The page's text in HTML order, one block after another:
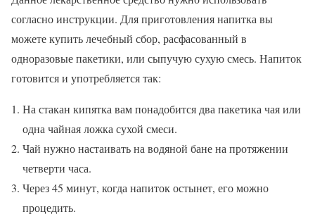
согласно инструкции. Для приготовления напитка вы
можете купить лечебный сбор, расфасованный в
одноразовые пакетики, или сыпучую сухую смесь. Напиток
готовится и употребляется так:
На стакан кипятка вам понадобится два пакетика чая или
одна чайная ложка сухой смеси.
Чай нужно настаивать на водяной бане на протяжении
четверти часа.
Через 45 минут, когда напиток остынет, его можно
процедить.